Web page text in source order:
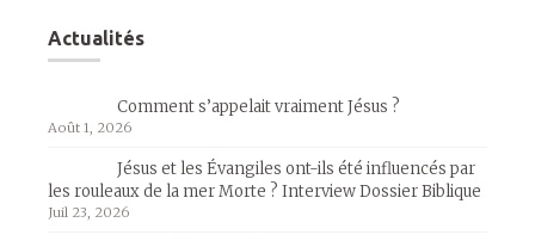
Actualités
Comment s’appelait vraiment Jésus ?
Août 1, 2026
Jésus et les Évangiles ont-ils été influencés par
les rouleaux de la mer Morte ? Interview Dossier Biblique
Juil 23, 2026